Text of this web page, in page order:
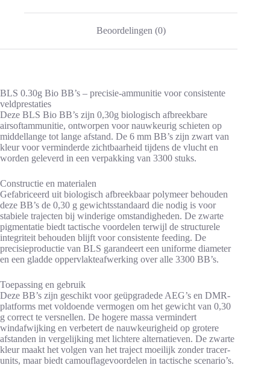
Beoordelingen (0)
BLS 0.30g Bio BB’s – precisie-ammunitie voor consistente
veldprestaties
Deze BLS Bio BB’s zijn 0,30g biologisch afbreekbare
airsoftammunitie, ontworpen voor nauwkeurig schieten op
middellange tot lange afstand. De 6 mm BB’s zijn zwart van
kleur voor verminderde zichtbaarheid tijdens de vlucht en
worden geleverd in een verpakking van 3300 stuks.
Constructie en materialen
Gefabriceerd uit biologisch afbreekbaar polymeer behouden
deze BB’s de 0,30 g gewichtsstandaard die nodig is voor
stabiele trajecten bij winderige omstandigheden. De zwarte
pigmentatie biedt tactische voordelen terwijl de structurele
integriteit behouden blijft voor consistente feeding. De
precisieproductie van BLS garandeert een uniforme diameter
en een gladde oppervlakteafwerking over alle 3300 BB’s.
Toepassing en gebruik
Deze BB’s zijn geschikt voor geüpgradede AEG’s en DMR-
platforms met voldoende vermogen om het gewicht van 0,30
g correct te versnellen. De hogere massa vermindert
windafwijking en verbetert de nauwkeurigheid op grotere
afstanden in vergelijking met lichtere alternatieven. De zwarte
kleur maakt het volgen van het traject moeilijk zonder tracer-
units, maar biedt camouflagevoordelen in tactische scenario’s.